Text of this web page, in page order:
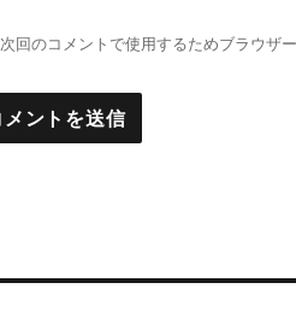
次回のコメントで使用するためブラウザ